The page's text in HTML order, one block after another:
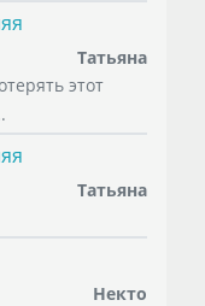
Татьяна
этот
Татьяна
Некто